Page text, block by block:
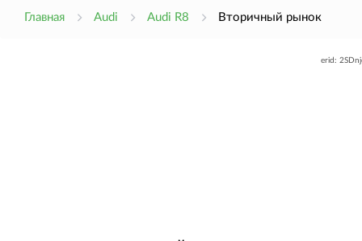
Главная Audi Audi R8 Вторичный рынок
erid: